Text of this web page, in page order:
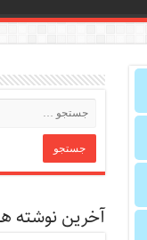
آخرین نوشته